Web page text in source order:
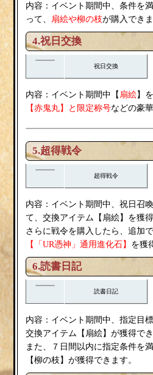
内容：イベント期間中、条件を
って、
扇絵や柳の枝が購入できま
4.祝日交換
祝日交換
内容：イベント期間中【 扇絵】
【赤鬼丸】と限定称号などの豪
5.超得戦令
超得戦令
内容：イベント期間中、祝日召
て、交換アイテム【 扇絵】を獲
さらに戦令を購入したら、追加
【「UR憑神」通用進化石】 を獲
6.読書日記
読書日記
内容：イベント期間中、指定目
交換アイテム【 扇絵】が獲得でき
また、７日間以内に指定条件を
【柳の枝 】が獲得できます。